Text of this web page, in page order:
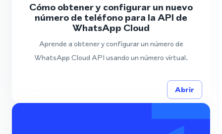
Cómo obtener y configurar un nuevo
número de teléfono para la API de
WhatsApp Cloud
Aprende a obtener y configurar un número de
WhatsApp Cloud API usando un número virtual.
Abrir